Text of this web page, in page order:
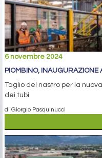
6 novembre 2024
PIOMBINO, INAUGURAZIONE
Taglio del nastro per la
dei tubi
di Giorgio Pasquinucci